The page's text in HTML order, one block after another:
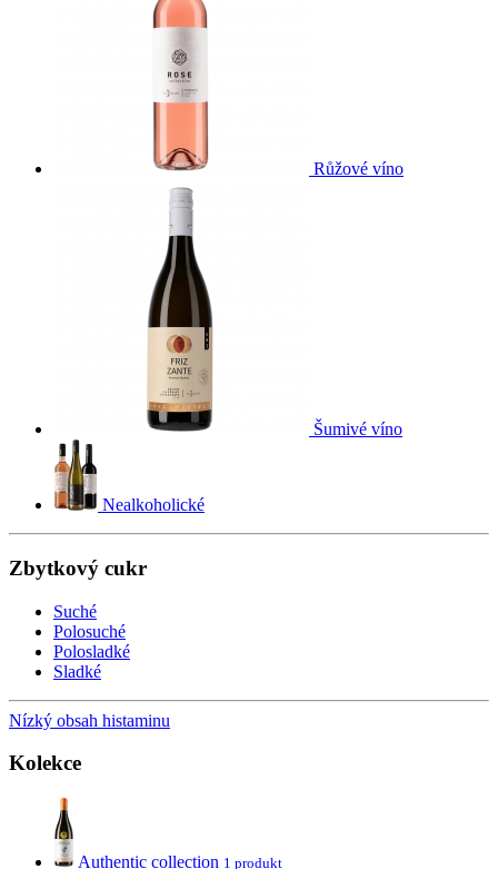
Růžové víno
Šumivé víno
Nealkoholické
Zbytkový cukr
Suché
Polosuché
Polosladké
Sladké
Nízký obsah histaminu
Kolekce
Authentic collection 1 produkt